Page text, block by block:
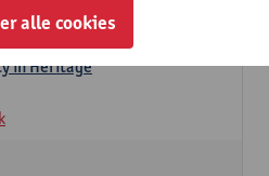
in Heritage
alle cookies